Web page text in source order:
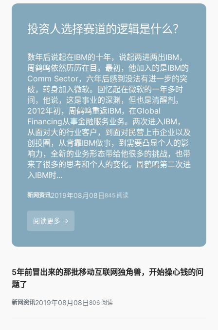
投资人选择赛道的逻辑是什么？
数年后说起在IBM的十年，说起两进两出IBM，
周鹤鸣依然历历在目。最初，他加入的是IBM的
Comm Sector，六年后感到没法有进一步的突
破，转身加入微软。回忆起在微软的一年多时
间，他说，这是事业的深渊，但也是清醒剂。
2012年初，周鹤鸣重返IBM，在Global
Financing从事金融服务业务。两次进入IBM，
从面对大的行业客户，到面对民营上市企业以及
创投圈，从背靠IBM做事，到需要凸显个人的影
响力，全新的业务形态带给他很多的挑战，也带
来了很多的思考和个人的变化。周鹤鸣第二次进
入IBM时...
新网资讯2019年08月08日 845 阅读
阅读更多 →
5年前冒出来的那批移动互联网独角兽，开始操心钱的问
题了
新网资讯2019年08月08日806 阅读